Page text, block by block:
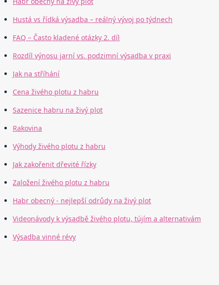
Hustá vs řídká výsadba – reálný vývoj po týdnech
FAQ – Často kladené otázky 2. díl
Rozdíl výnosu jarní vs. podzimní výsadba v praxi
Jak na stříhání
Cena živého plotu z habru
Sazenice habru na živý plot
Rakovina
Výhody živého plotu z habru
Jak zakořenit dřevité řízky
Založení živého plotu z habru
Habr obecný - nejlepší odrůdy na živý plot
Videonávody k výsadbě živého plotu, tújím a alternativám
Výsadba vinné révy